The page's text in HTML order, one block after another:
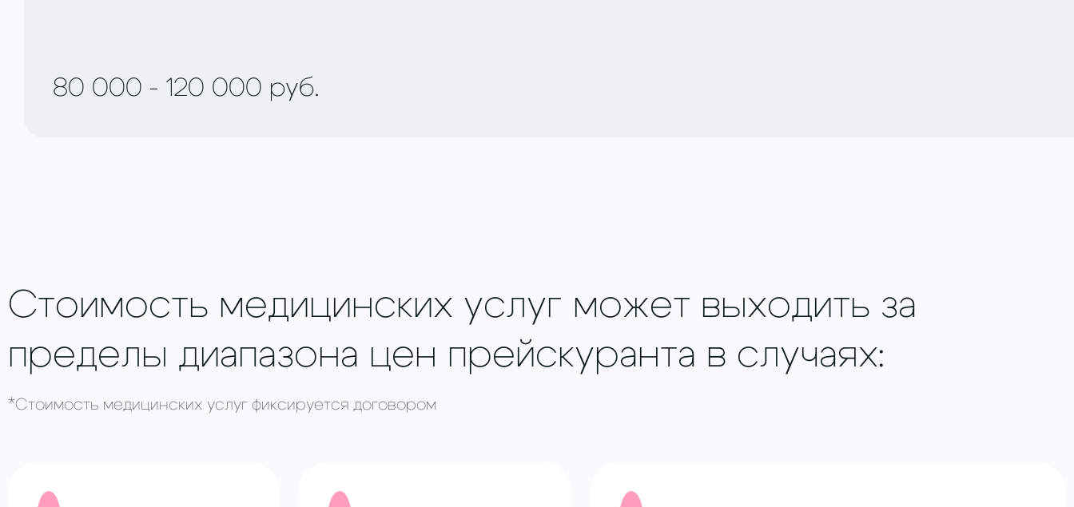
80 000 - 120 000 руб.
Стоимость медицинских услуг может выходить за
пределы диапазона цен прейскуранта в случаях:
*Стоимость медицинских услуг фиксируется договором